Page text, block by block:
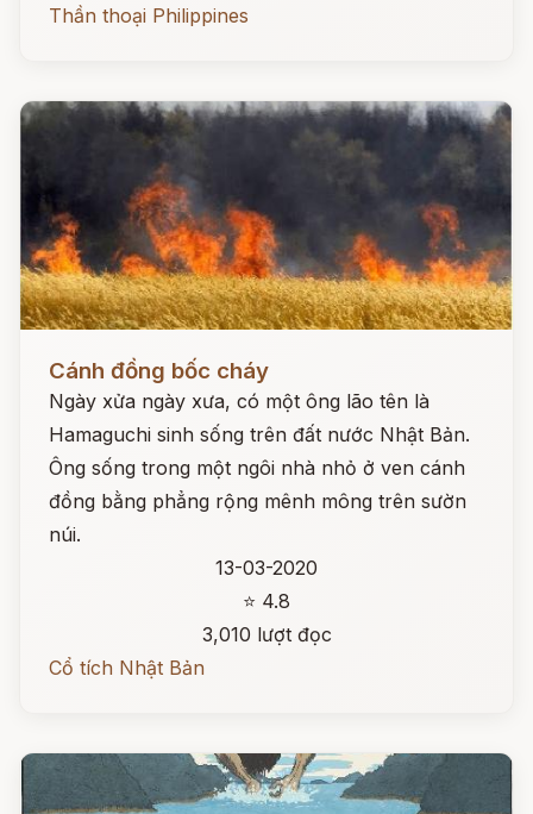
Thần thoại Philippines
Cánh đồng bốc cháy
Ngày xửa ngày xưa, có một ông lão tên là
Hamaguchi sinh sống trên đất nước Nhật Bản.
Ông sống trong một ngôi nhà nhỏ ở ven cánh
đồng bằng phẳng rộng mênh mông trên sườn
núi.
13-03-2020
⭐ 4.8
3,010 lượt đọc
Cổ tích Nhật Bản